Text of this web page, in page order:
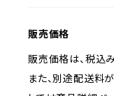
販売価格
販売価格は、税込
また、別途配送料